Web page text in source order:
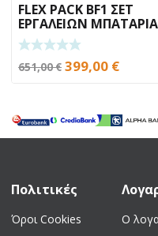
FLEX PACK BF1 ΣΕΤ
ΕΡΓΑΛΕΙΩΝ
651,00€ Original
651,00 €.
399,00 €Η
είναι:
Πολιτικές
Όροι Cookies
Ο